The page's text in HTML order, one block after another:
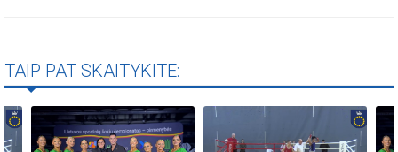
TAIP PAT SKAITYKITE: